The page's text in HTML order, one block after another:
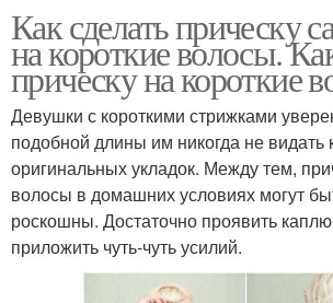
Как сделать прическу
на короткие волосы.
прическу на короткие
Девушки с короткими стрижками
подобной длины им никогда не видать
оригинальных укладок. Между тем,
волосы в домашних условиях могут
роскошны. Достаточно проявить
приложить чуть-чуть усилий.